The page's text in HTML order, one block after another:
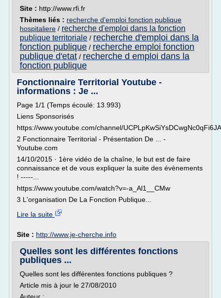
Site : http://www.rfi.fr
Thèmes liés : recherche d'emploi fonction publique
hospitaliere / recherche d'emploi dans la fonction
publique territoriale / recherche d'emploi dans la
fonction publique / recherche emploi fonction
publique d'etat / recherche d emploi dans la
fonction publique
Fonctionnaire Territorial Youtube -
informations : Je ...
Page 1/1 (Temps écoulé: 13.993)
Liens Sponsorisés
https://www.youtube.com/channel/UCPLpKwSiYsDCwgNc0qFi6JA
2 Fonctionnaire Territorial - Présentation De ... -
Youtube.com
14/10/2015 · 1ère vidéo de la chaîne, le but est de faire
connaissance et de vous expliquer la suite des évènements
! -----...
https://www.youtube.com/watch?v=-a_Al1__CMw
3 L'organisation De La Fonction Publique...
Lire la suite
Site : http://www.je-cherche.info
Quelles sont les différentes fonctions
publiques ...
Quelles sont les différentes fonctions publiques ?
Article mis à jour le 27/08/2010